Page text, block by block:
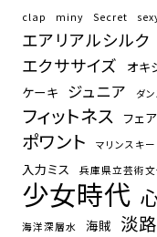
clap miny Secret
エアリアルシルク
エクササイズ オキ
ケーキ ジュニア ダ
フィットネス フェ
ポワント マリンスキー
入力ミス 兵庫県立芸術文
少女時代
海洋深層水 海賊 淡